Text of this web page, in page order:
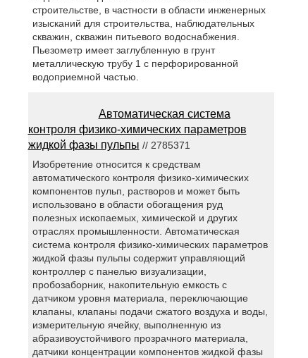
строительстве, в частности в области инженерных
изысканий для строительства, наблюдательных
скважин, скважин питьевого водоснабжения.
Пьезометр имеет заглубленную в грунт
металлическую трубу 1 с перфорированной
водоприемной частью.
Автоматическая система
контроля физико-химических параметров
жидкой фазы пульпы // 2785371
Изобретение относится к средствам
автоматического контроля физико-химических
компонентов пульп, растворов и может быть
использовано в области обогащения руд
полезных ископаемых, химической и других
отраслях промышленности. Автоматическая
система контроля физико-химических параметров
жидкой фазы пульпы содержит управляющий
контроллер с панелью визуализации,
пробозаборник, накопительную емкость с
датчиком уровня материала, переключающие
клапаны, клапаны подачи сжатого воздуха и воды,
измерительную ячейку, выполненную из
абразивоустойчивого прозрачного материала,
датчики концентрации компонентов жидкой фазы